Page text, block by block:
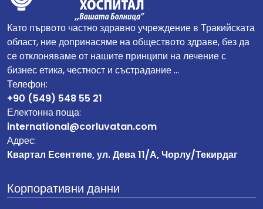
Като първото частно здравно учреждение в Тракийската
област, ние допринасяме на обществото здраве, без да
се отклоняваме от нашите принципи на лечение с
бизнес етика, честност и състрадание …
Телефон:
+90 (549) 548 55 21
Електонна поща:
international@corluvatan.com
Адрес:
Квартал Есентепе, ул. Дева 11/А, Чорлу/Текирдаг
Корпоративни данни